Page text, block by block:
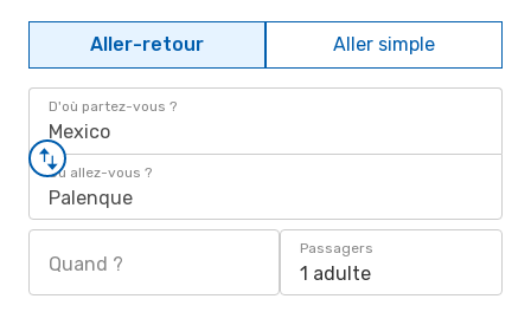
Aller-retour Aller simple
D'où partez-vous ?
Mexico
Où allez-vous ?
Palenque
Quand ?
Passagers
1 adulte